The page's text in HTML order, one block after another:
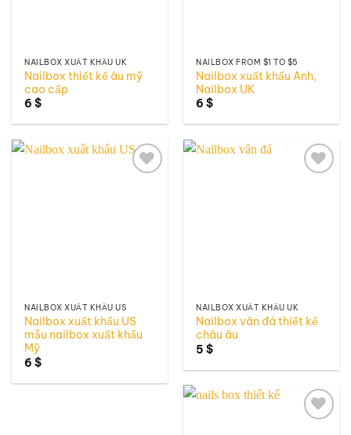
NAILBOX XUẤT KHẨU UK
Nailbox thiết kế âu mỹ
cao cấp
6$
NAILBOX FROM $1 TO $5
Nailbox xuất khẩu Anh,
Nailbox UK
6$
NAILBOX XUẤT KHẨU US
Nailbox xuất khẩu US
mẫu nailbox xuất khẩu
Mỹ
6$
NAILBOX XUẤT KHẨU UK
Nailbox vân đá thiết kế
châu âu
5$